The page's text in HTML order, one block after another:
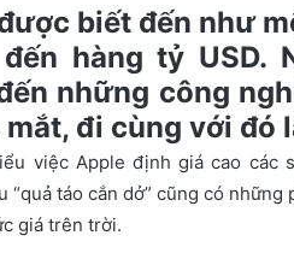
n
e
m
a
i
l
biết đến như
hàng tỷ USD.
những công
mắt, đi cùng với đó
việc Apple định giá cao các
“quả táo cắn dở” cũng có
giá trên trời.